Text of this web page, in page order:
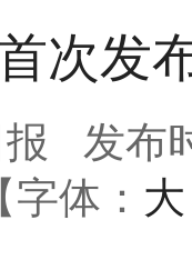
次发
发布
字体： 大